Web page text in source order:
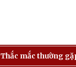
Thắc mắc thường